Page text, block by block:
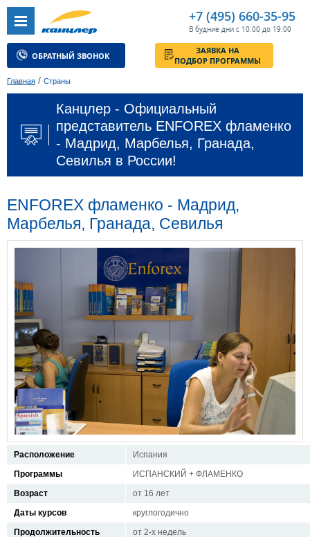
+7 (495) 660-35-95
В будние дни с 10:00 до 19:00
ОБРАТНЫЙ ЗВОНОК
ЗАЯВКА НА
ПОДБОР ПРОГРАММЫ
Главная / Страны
Канцлер - Официальный
представитель ENFOREX фламенко
- Мадрид, Марбелья, Гранада,
Севилья в России!
ENFOREX фламенко - Мадрид,
Марбелья, Гранада, Севилья
Расположение
Испания
Программы
ИСПАНСКИЙ + ФЛАМЕНКО
Возраст
от 16 лет
Даты курсов
круглогодично
Продолжительность
от 2-х недель